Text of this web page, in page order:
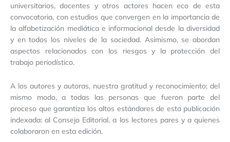
universitarios, docentes y otros actores hacen eco de esta
convocatoria, con estudios que convergen en la importancia de
la alfabetización mediática e informacional desde la diversidad
y en todos los niveles de la sociedad. Asimismo, se abordan
aspectos relacionados con los riesgos y la protección del
trabajo periodístico.
A los autores y autoras, nuestra gratitud y reconocimiento; del
mismo modo, a todas las personas que fueron parte del
proceso que garantiza los altos estándares de esta publicación
indexada: al Consejo Editorial, a los lectores pares y a quienes
colaboraron en esta edición.